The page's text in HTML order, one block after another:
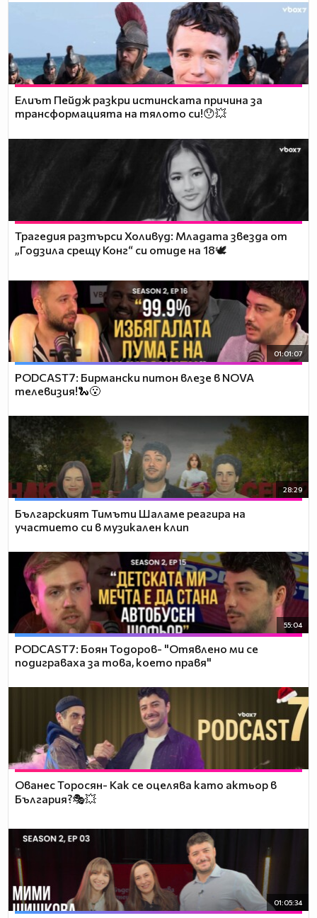
Елиът Пейдж разкри истинската причина за
трансформацията на тялото си!😯💥
Трагедия разтърси Холивуд: Младата звезда от
„Годзила срещу Конг“ си отиде на 18🕊️
01:01:07
PODCAST7: Бирмански питон влезе в NOVA
телевизия!🐍😮
28:29
Българският Тимъти Шаламе реагира на
участието си в музикален клип
55:04
PODCAST7: ‪Боян Тодоров- "Отявлено ми се
подиграваха за това, което правя"
Ованес Торосян- Как се оцелява като актьор в
България?🎭💥
01:05:34